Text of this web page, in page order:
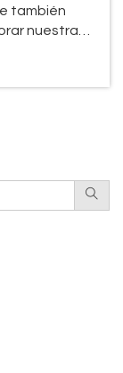
también
nuestra
naturales.
sus vidas?